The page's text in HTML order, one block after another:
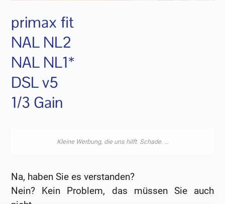
primax fit
NAL NL2
NAL NL1*
DSL v5
1/3 Gain
Na, haben Sie es verstanden?
Nein? Kein Problem, das müssen Sie auch